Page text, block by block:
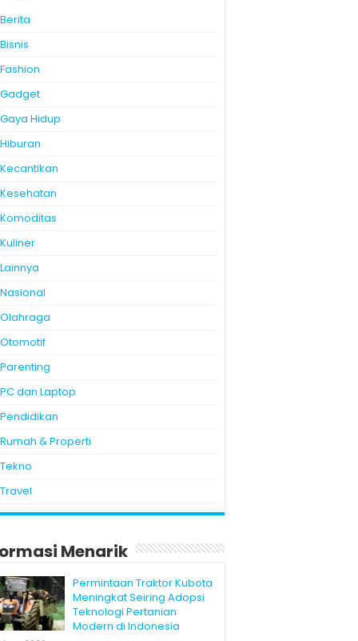
Berita
Bisnis
Fashion
Gadget
Gaya Hidup
Hiburan
Kecantikan
Kesehatan
Komoditas
Kuliner
Lainnya
Nasional
Olahraga
Otomotif
Parenting
PC dan Laptop
Pendidikan
Rumah & Properti
Tekno
Travel
Menarik
Permintaan Traktor Kubota
Meningkat Seiring Adopsi
Teknologi Pertanian
Modern di Indonesia